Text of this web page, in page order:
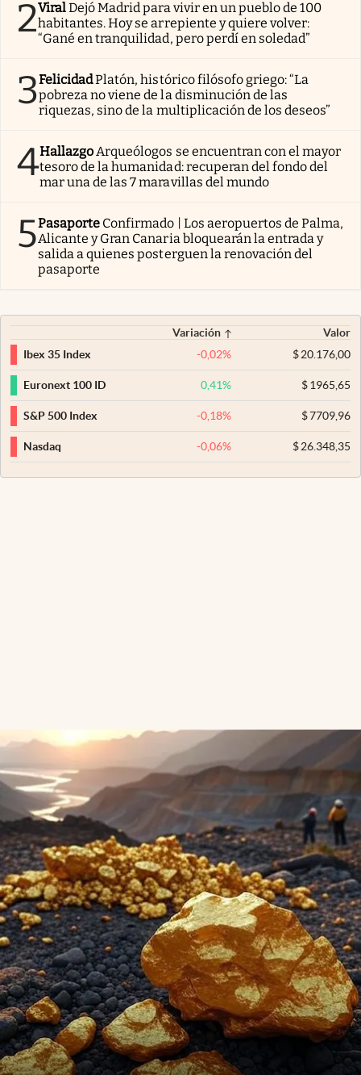
2ViralDejó Madrid para vivir en un pueblo de 100
habitantes. Hoy se arrepiente y quiere volver:
“Gané en tranquilidad, pero perdí en soledad”
3FelicidadPlatón, histórico filósofo griego: “La
pobreza no viene de la disminución de las
riquezas, sino de la multiplicación de los deseos”
4Hallazgo Arqueólogos se encuentran con el mayor
tesoro de la humanidad: recuperan del fondo del
mar una de las 7 maravillas del mundo
5Pasaporte Confirmado | Los aeropuertos de Palma,
Alicante y Gran Canaria bloquearán la entrada y
salida a quienes posterguen la renovación del
pasaporte
Variación
Valor
Ibex 35 Index
-0,02% $20.176,00
Euronext 100 ID 0,41% $1965,65
S&P 500 Index -0,18% $7709,96
Nasdaq -0,06% $26.348,35